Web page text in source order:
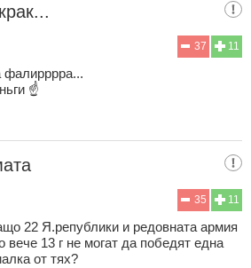
11
37
фалирррра...
☝️
11
35
22 Я.републики и редовната армия
13 г не могат да победят една
от тях?